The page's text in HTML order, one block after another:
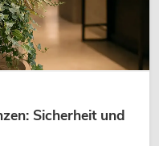
Sicherheit und